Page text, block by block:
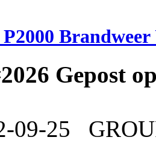
P2000
Gepost
09-25